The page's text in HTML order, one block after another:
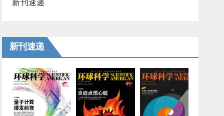
新刊速递
新刊速递